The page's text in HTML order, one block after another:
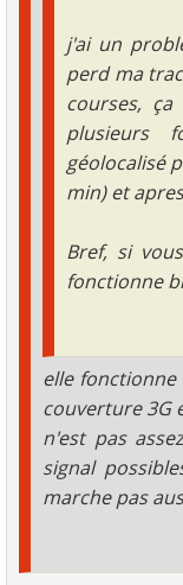
j'ai un
perd ma
courses,
plusieurs
géolocalisé
min) et
Bref, si
fonctionne
elle fonctionne
couverture 3G
n'est pas
signal
marche pas